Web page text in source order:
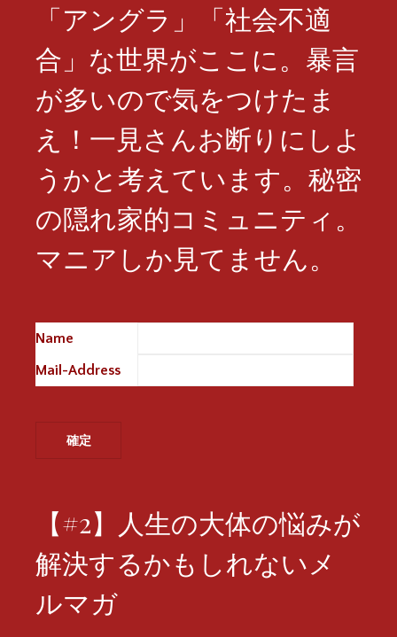
「アングラ」「社会不適
合」な世界がここに。暴言
が多いので気をつけたま
え！一見さんお断りにしよ
うかと考えています。秘密
の隠れ家的コミュニティ。
マニアしか見てません。
Name
Mail-Address
【#2】人生の大体の悩みが
解決するかもしれないメ
ルマガ